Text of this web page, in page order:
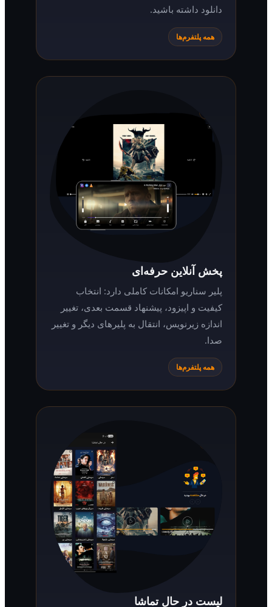
دانلود داشته باشید.
همه پلتفرم‌ها
پخش آنلاین حرفه‌ای
پلیر سناریو امکانات کاملی دارد: انتخاب
کیفیت و اپیزود، پیشنهاد قسمت بعدی، تغییر
اندازه زیرنویس، انتقال به پلیرهای دیگر و تغییر
همه پلتفرم‌ها
لیست در حال تماشا